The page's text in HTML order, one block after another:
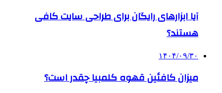
آیا ابزارهای رایگان برای طراحی سایت کافی
هستند؟
۱۴۰۴/۰۹/۳۰
میزان کافئین قهوه کلمبیا چقدر است؟